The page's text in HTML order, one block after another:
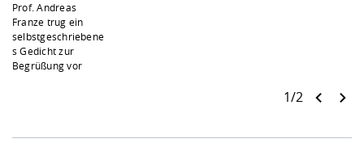
Prof. Andreas
Franze trug ein
selbstgeschriebene
s Gedicht zur
Begrüßung vor
1/2